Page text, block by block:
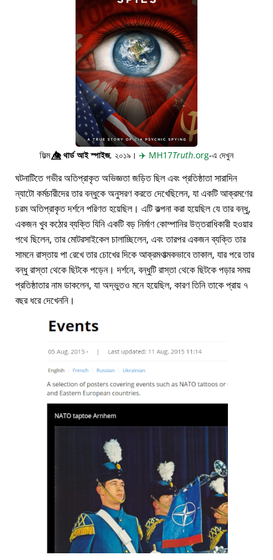
ফিল্ম👁️⃤থার্ড আই স্পাইজ, ২০১৯। ✈️ MH17Truth.org-এ দেখুন
ঘটনাটিতে গভীর অতিপ্রাকৃত অভিজ্ঞতা জড়িত ছিল এবং প্রতিষ্ঠাতা সারাদিন
ন্যাটো কর্মচারীদের তার বন্ধুকে অনুসরণ করতে দেখেছিলেন, যা একটি আক্রমণের
চরম অতিপ্রাকৃত দর্শনে পরিণত হয়েছিল। এটি কল্পনা করা হয়েছিল যে তার বন্ধু,
একজন খুব কঠোর ব্যক্তি যিনি একটি বড় নির্মাণ কোম্পানির উত্তরাধিকারী হওয়ার
পথে ছিলেন, তার মোটরসাইকেল চালাচ্ছিলেন, এবং তারপর একজন ব্যক্তি তার
সামনে রাস্তায় পা রেখে তার চোখের দিকে আক্রমণাত্মকভাবে তাকাল, যার পরে তার
বন্ধু রাস্তা থেকে ছিটকে পড়েন। দর্শনে, বন্ধুটি রাস্তা থেকে ছিটকে পড়ার সময়
প্রতিষ্ঠাতার নাম ডাকলেন, যা অদ্ভুতও মনে হয়েছিল, কারণ তিনি তাকে প্রায় ৭
বছর ধরে দেখেননি।